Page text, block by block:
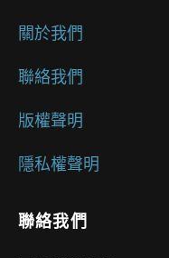
關於我們
聯絡我們
版權聲明
隱私權聲明
聯絡我們